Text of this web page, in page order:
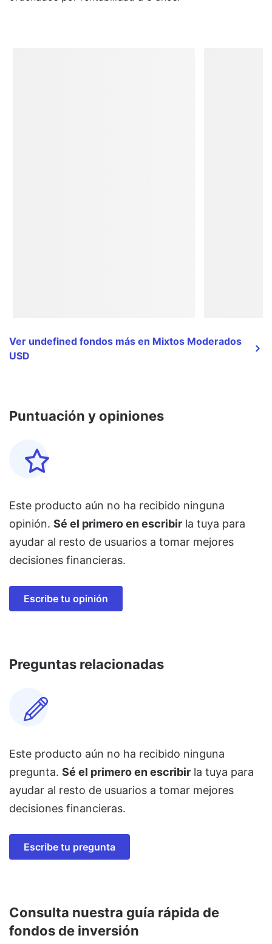
Ver undefined fondos más en Mixtos Moderados
USD
Puntuación y opiniones
Este producto aún no ha recibido ninguna
opinión. Sé el primero en escribir la tuya para
ayudar al resto de usuarios a tomar mejores
decisiones financieras.
Escribe tu opinión
Preguntas relacionadas
Este producto aún no ha recibido ninguna
pregunta. Sé el primero en escribir la tuya para
ayudar al resto de usuarios a tomar mejores
decisiones financieras.
Escribe tu pregunta
Consulta nuestra guía rápida de
fondos de inversión